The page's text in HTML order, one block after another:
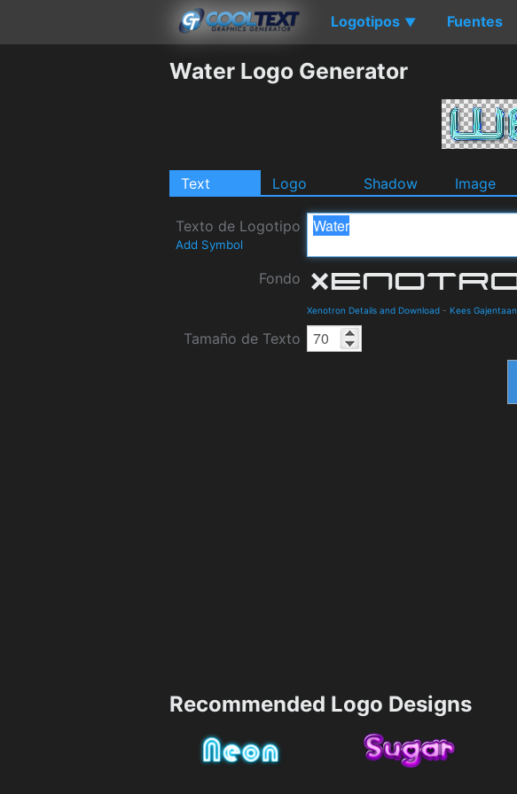
Logotipos ▼ Fuentes
Water Logo Generator
Text Logo Shadow Image
Texto de Logotipo
Add Symbol
Fondo
Xenotron Details and Download - Kees Gajentaan
Tamaño de Texto
Recommended Logo Designs